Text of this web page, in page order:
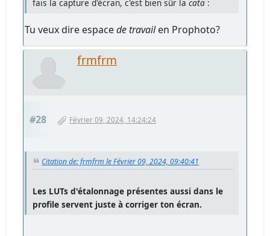
fais la capture d'écran, c'est bien sûr lacata :
Tu veux dire espacede travailen Prophoto?
frmfrm
#28 Février 09, 2024, 14:24:24
Citation de: frmfrm le Février 09, 2024, 09:40:41
Les LUTs d'étalonnage présentes aussi dans le
profile servent juste à corriger ton écran.